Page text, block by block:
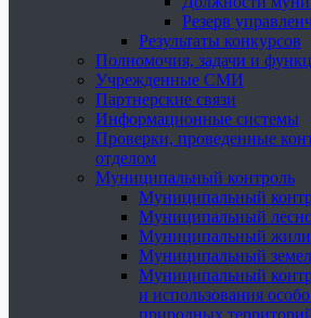
Резерв
Результаты конкурсов
Полномочия, задачи и
Учрежденные СМИ
Партнерские связи
Информационные системы
Проверки, проведенные
отделом
Муниципальный контроль
Муниципальный
Муниципальный
Муниципальный
Муниципальный
Муниципальный
и использования
природных